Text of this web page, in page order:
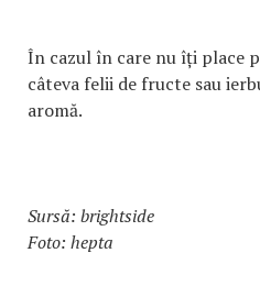
În cazul în care nu îți place
câteva felii de fructe sau
aromă.
Sursă: brightside
Foto: hepta